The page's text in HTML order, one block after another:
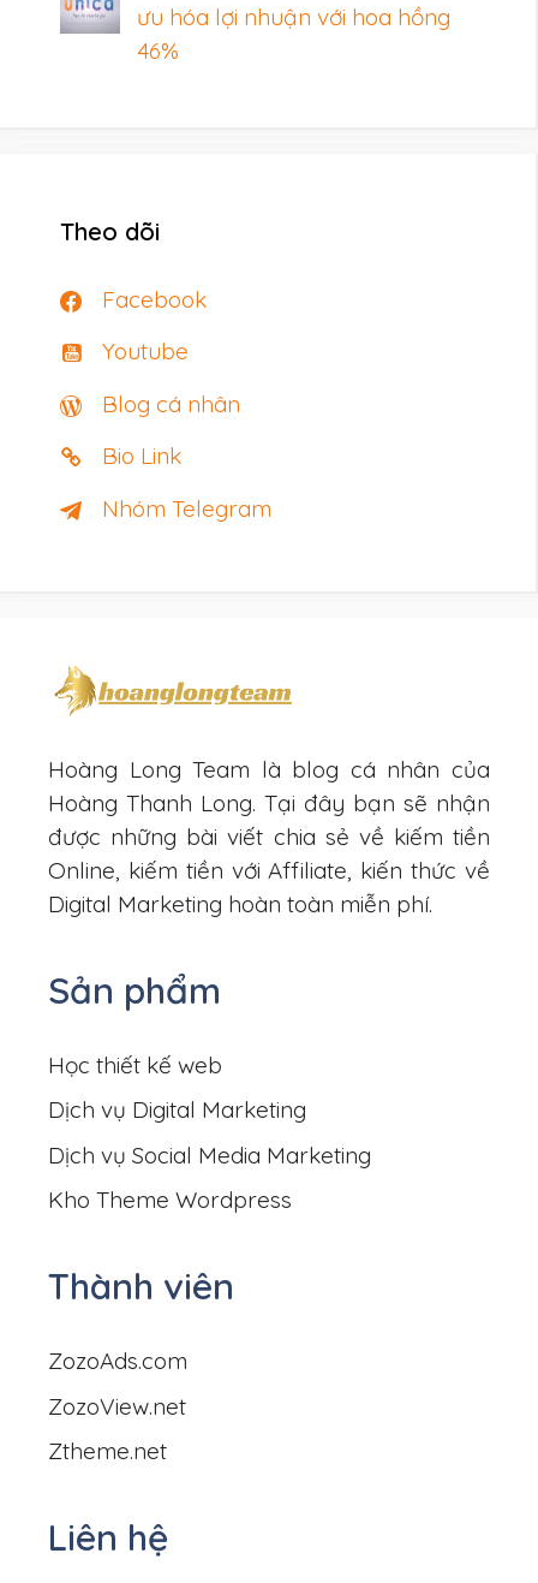
ưu hóa lợi nhuận với hoa hồng
46%
Theo dõi
Facebook
Youtube
Blog cá nhân
Bio Link
Nhóm Telegram
Hoàng Long Team là blog cá nhân của
Hoàng Thanh Long. Tại đây bạn sẽ nhận
được những bài viết chia sẻ về kiếm tiền
Online, kiếm tiền với Affiliate, kiến thức về
Digital Marketing hoàn toàn miễn phí.
Sản phẩm
Học thiết kế web
Dịch vụ Digital Marketing
Dịch vụ Social Media Marketing
Kho Theme Wordpress
Thành viên
ZozoAds.com
ZozoView.net
Ztheme.net
Liên hệ